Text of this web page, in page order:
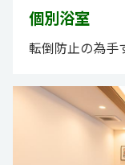
個別浴室
転倒防止の為手